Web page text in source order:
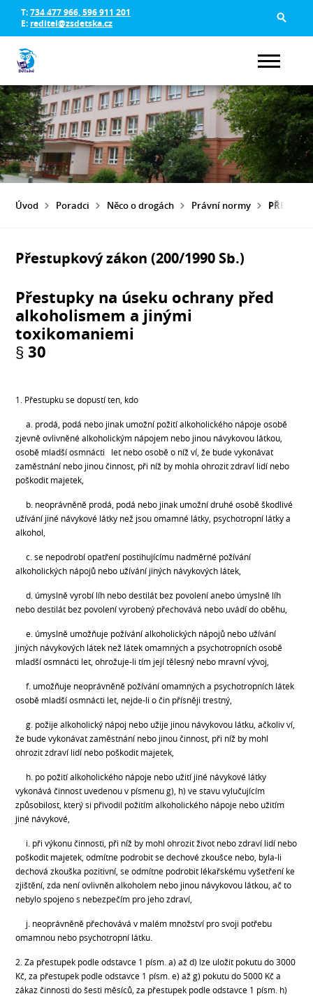
T:734 477 966, 596 911 201
E: reditel@zsdetska.cz
Úvod Poradci Něco o drogách Právní normy
Přestupkový zákon (200/1990 Sb.)
Přestupky na úseku ochrany před
alkoholismem a jinými
toxikomaniemi
§ 30
1. Přestupku se dopustí ten, kdo
a. prodá, podá nebo jinak umožní požití alkoholického nápoje osobě
zjevně ovlivněné alkoholickým nápojem nebo jinou návykovou látkou,
osobě mladší osmnácti let nebo osobě o níž ví, že bude vykonávat
zaměstnání nebo jinou činnost, při níž by mohla ohrozit zdraví lidí nebo
poškodit majetek,
b. neoprávněně prodá, podá nebo jinak umožní druhé osobě škodlivé
užívání jiné návykové látky než jsou omamné látky, psychotropní látky a
alkohol,
c. se nepodrobí opatření postihujícímu nadměrné požívání
alkoholických nápojů nebo užívání jiných návykových látek,
d. úmyslně vyrobí líh nebo destilát bez povolení anebo úmyslně líh
nebo destilát bez povolení vyrobený přechovává nebo uvádí do oběhu,
e. úmyslně umožňuje požívání alkoholických nápojů nebo užívání
jiných návykových látek než látek omamných a psychotropních osobě
mladší osmnácti let, ohrožuje-li tím její tělesný nebo mravní vývoj,
f. umožňuje neoprávněně požívání omamných a psychotropních látek
osobě mladší osmnácti let, nejde-li o čin přísněji trestný,
g. požije alkoholický nápoj nebo užije jinou návykovou látku, ačkoliv ví,
že bude vykonávat zaměstnání nebo jinou činnost, při níž by mohl
ohrozit zdraví lidí nebo poškodit majetek,
h. po požití alkoholického nápoje nebo užití jiné návykové látky
vykonává činnost uvedenou v písmenu g), h) ve stavu vylučujícím
způsobilost, který si přivodil požitím alkoholického nápoje nebo užitím
jiné návykové,
i. při výkonu činnosti, při níž by mohl ohrozit život nebo zdraví lidí nebo
poškodit majetek, odmítne podrobit se dechové zkoušce nebo, byla-li
dechová zkouška pozitivní, se odmítne podrobit lékařskému vyšetření ke
zjištění, zda není ovlivněn alkoholem nebo jinou návykovou látkou, ač to
nebylo spojeno s nebezpečím pro jeho zdraví,
j. neoprávněně přechovává v malém množství pro svoji potřebu
omamnou nebo psychotropní látku.
2. Za přestupek podle odstavce 1 písm. a) až d) lze uložit pokutu do 3000
Kč, za přestupek podle odstavce 1 písm. e) až g) pokutu do 5000 Kč a
zákaz činnosti do šesti měsíců, za přestupek podle odstavce 1 písm. h)